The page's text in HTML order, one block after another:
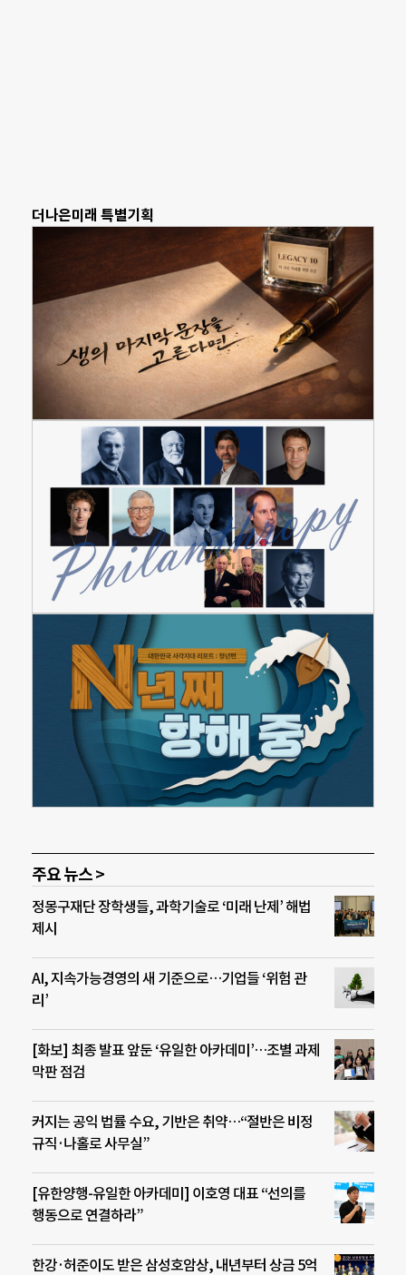
더나은미래 특별기획
주요 뉴스 >
정몽구재단 장학생들, 과학기술로 ‘미래 난제’ 해법
제시
AI, 지속가능경영의 새 기준으로…기업들 ‘위험 관
리’
[화보] 최종 발표 앞둔 ‘유일한 아카데미’…조별 과제
막판 점검
커지는 공익 법률 수요, 기반은 취약…“절반은 비정
규직·나홀로 사무실”
[유한양행-유일한 아카데미] 이호영 대표 “선의를
행동으로 연결하라”
한강·허준이도 받은 삼성호암상, 내년부터 상금 5억